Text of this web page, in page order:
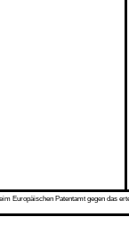
Europäischen Patentamt gegen